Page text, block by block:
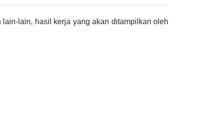
lain, hasil kerja yang akan ditampilkan oleh